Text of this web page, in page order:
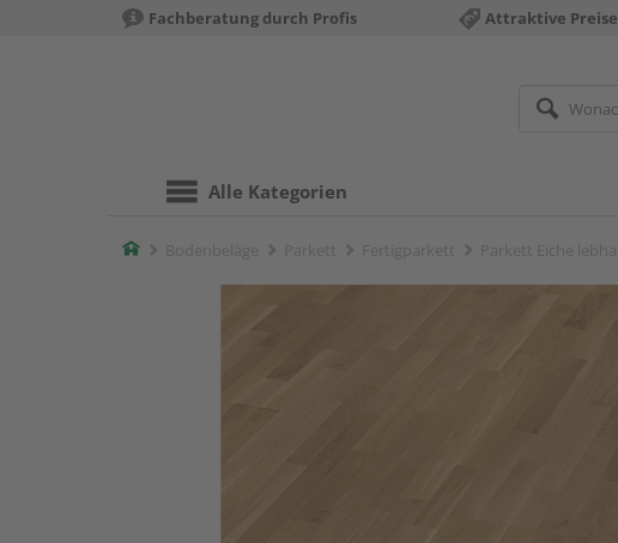
Fachberatung durch Profis Attraktive Preise
Alle Kategorien
Home